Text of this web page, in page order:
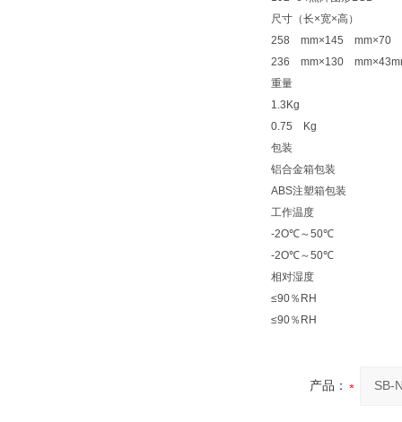
尺寸（长×宽×高）
258 mm×145 mm×70
236 mm×130
重量
1.3Kg
0.75 Kg
包装
铝合金箱包装
ABS注塑箱包装
工作温度
-2O℃～50℃
-2O℃～50℃
相对湿度
≤90％RH
≤90％RH
产品：